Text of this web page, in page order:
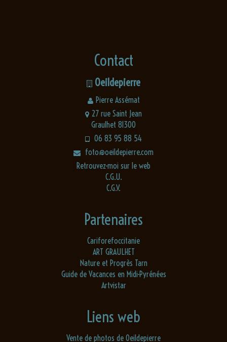
Contact
Oeildepierre
Pierre Assémat
27 rue Saint Jean
Graulhet 81300
06 83 95 88 54
foto@oeildepierre.com
Retrouvez-moi sur le web
C.G.U.
C.G.V.
Partenaires
Cariforefoccitanie
ART GRAULHET
Nature et Progrès Tarn
Guide de Vacances en Midi-Pyrénées
Artvistar
Liens web
Vente de photos de Oeildepierre